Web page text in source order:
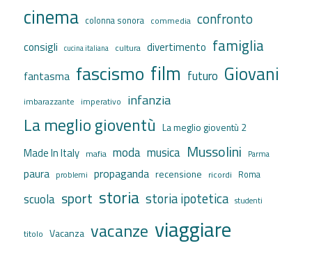
cinema colonna sonora commedia confronto
consigli cucina italiana cultura divertimento famiglia
fantasma fascismo film futuro Giovani
imbarazzante imperativo infanzia
La meglio gioventù La meglio gioventù 2
Made In Italy mafia moda musica Mussolini Parma
paura problemi propaganda recensione ricordi Roma
scuola sport storia storia ipotetica studenti
titolo Vacanza vacanze viaggiare